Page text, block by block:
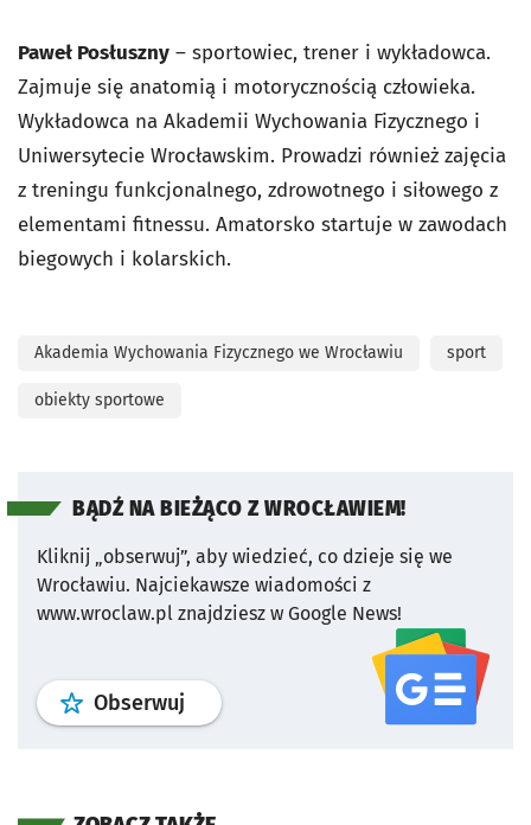
Paweł Posłuszny – sportowiec, trener i wykładowca.
Zajmuje się anatomią i motorycznością człowieka.
Wykładowca na Akademii Wychowania Fizycznego i
Uniwersytecie Wrocławskim. Prowadzi również zajęcia
z treningu funkcjonalnego, zdrowotnego i siłowego z
elementami fitnessu. Amatorsko startuje w zawodach
biegowych i kolarskich.
Akademia Wychowania Fizycznego we Wrocławiu sport
obiekty sportowe
BĄDŹ NA BIEŻĄCO Z WROCŁAWIEM!
Kliknij „obserwuj”, aby wiedzieć, co dzieje się we
Wrocławiu. Najciekawsze wiadomości z
www.wroclaw.pl znajdziesz w Google News!
Obserwuj profil serwisu